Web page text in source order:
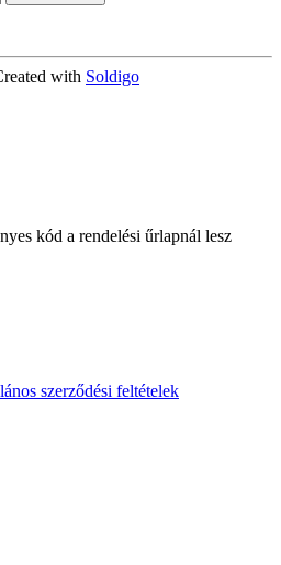
with Soldigo
kód a rendelési űrlapnál lesz
szerződési feltételek